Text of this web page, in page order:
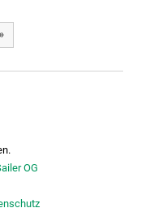
»
OG